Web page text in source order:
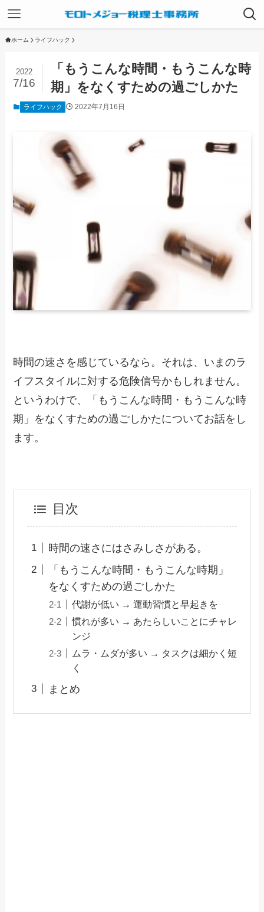
ホーム ライフハック
「もうこんな時間・もうこんな時
期」をなくすための過ごしかた
2022
7/16
ライフハック 2022年7月16日
時間の速さを感じているなら。それは、いまのラ
イフスタイルに対する危険信号かもしれません。
というわけで、「もうこんな時間・もうこんな時
期」をなくすための過ごしかたについてお話をし
ます。
目次
時間の速さにはさみしさがある。
「もうこんな時間・もうこんな時期」
をなくすための過ごしかた
代謝が低い → 運動習慣と早起きを
慣れが多い → あたらしいことにチャレ
ンジ
ムラ・ムダが多い → タスクは細かく短
く
まとめ